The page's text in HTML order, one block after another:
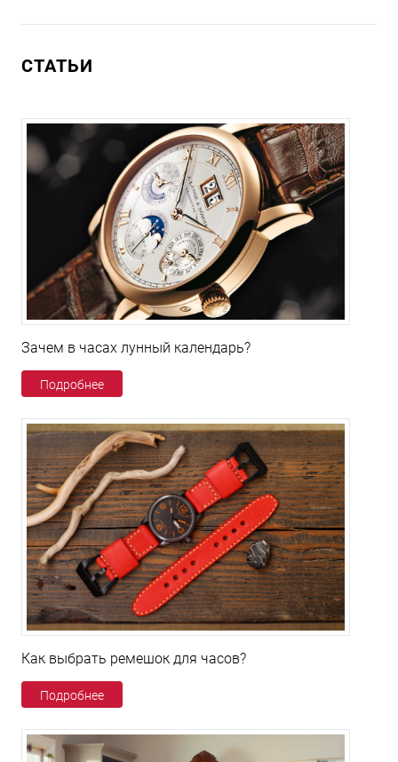
СТАТЬИ
Зачем в часах лунный календарь?
Подробнее
Как выбрать ремешок для часов?
Подробнее